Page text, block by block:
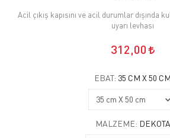
Acil çıkış kapısını ve acil durumlar dışında
uyarı levhası
312,00
EBAT: 35 CM X 50 CM
MALZEME: DEKOTA